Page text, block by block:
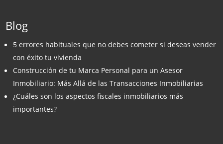
Blog
5 errores habituales que no debes cometer si deseas vender
con éxito tu vivienda
Construcción de tu Marca Personal para un Asesor
Inmobiliario: Más Allá de las Transacciones Inmobiliarias
¿Cuáles son los aspectos fiscales inmobiliarios más
importantes?